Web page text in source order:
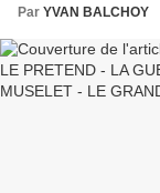
Par YVAN BALCHOY